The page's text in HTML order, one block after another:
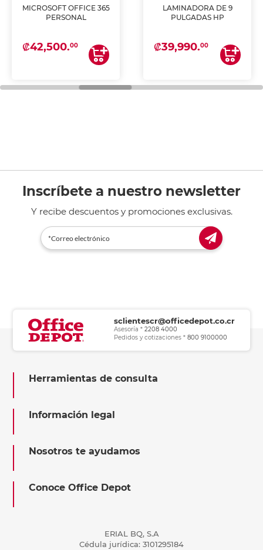
MICROSOFT OFFICE 365
PERSONAL
₡42,500.00
LAMINADORA DE 9
PULGADAS HP
₡39,990.00
Inscríbete a nuestro newsletter
Y recibe descuentos y promociones exclusivas.
sclientescr@officedepot.co.cr
Asesoría *2208 4000
Pedidos y cotizaciones *800 9100000
Herramientas de consulta
Información legal
Nosotros te ayudamos
Conoce Office Depot
ERIAL BQ, S.A
Cédula jurídica: 3101295184